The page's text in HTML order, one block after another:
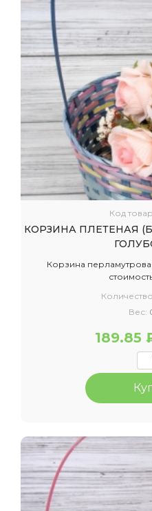
Код
КОРЗИНА ПЛЕТЕНАЯ
Корзина
Вес:
189.85